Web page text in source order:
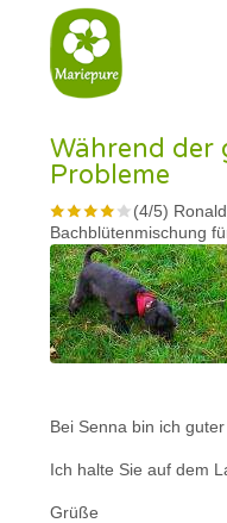
Während der
Probleme
(4/5) Ronald
Bachblütenmischung
Bei Senna bin ich guter
Ich halte Sie auf dem
Grüße